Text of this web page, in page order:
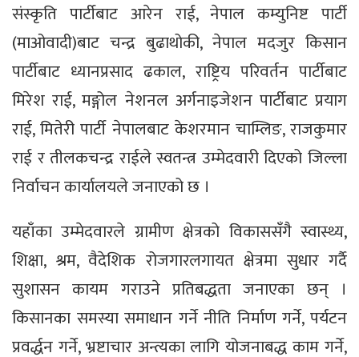
संस्कृति पार्टीबाट आरेन राई, नेपाल कम्युनिष्ट पार्टी
(माओवादी)बाट चन्द्र बुढाथोकी, नेपाल मदजुर किसान
पार्टीबाट ध्यानप्रसाद ढकाल, राष्ट्रिय परिवर्तन पार्टीबाट
मिरेश राई, मङ्गोल नेशनल अर्गनाइजेशन पार्टीबाट प्रयाग
राई, मितेरी पार्टी नेपालबाट केशरमान चाम्लिङ, राजकुमार
राई र तीलकचन्द्र राईले स्वतन्त्र उम्मेदवारी दिएको जिल्ला
निर्वाचन कार्यालयले जनाएको छ ।
यहाँका उम्मेदवारले ग्रामीण क्षेत्रको विकाससँगै स्वास्थ्य,
शिक्षा, श्रम, वैदेशिक रोजगारलगायत क्षेत्रमा सुधार गर्दै
सुशासन कायम गराउने प्रतिबद्धता जनाएका छन् ।
किसानका समस्या समाधान गर्ने नीति निर्माण गर्ने, पर्यटन
प्रवर्द्धन गर्ने, भ्रष्टाचार अन्त्यका लागि योजनाबद्ध काम गर्ने,